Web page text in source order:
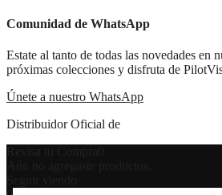
Comunidad de WhatsApp
Estate al tanto de todas las novedades en
próximas colecciones y disfruta de
Únete a nuestro WhatsApp
Distribuidor Oficial de